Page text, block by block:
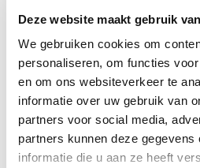
Deze website maakt gebruik
We gebruiken cookies om
personaliseren, om functies
en om ons websiteverkeer te
informatie over uw gebruik van
partners voor social media,
partners kunnen deze
informatie die u aan ze heeft
SALE Tuin
SALE Recreatie
SALE Outdoor
SALE Wintersport
SALE Schaatsen